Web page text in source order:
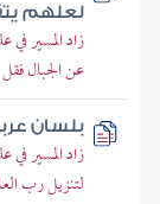
لعلهم
زاد المسير
عن الجبال
بلسان
زاد المسير
لتنزيل رب